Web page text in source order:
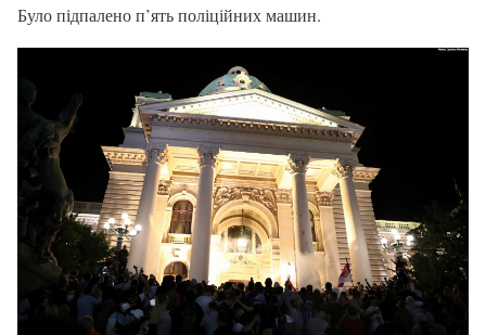
Було підпалено п’ять поліційних машин.